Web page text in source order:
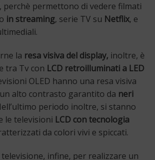
, perchè permettono di vedere filmati
in streaming, serie TV su Netflix, e
la resa visiva del display, inoltre, è
tra Tv con LCD retroilluminati a LED
OLED hanno una resa visiva
alto contrasto garantito da neri
periodo inoltre, si stanno
le televisioni LCD con tecnologia
da colori vivi e spiccati.
infine, per realizzare un